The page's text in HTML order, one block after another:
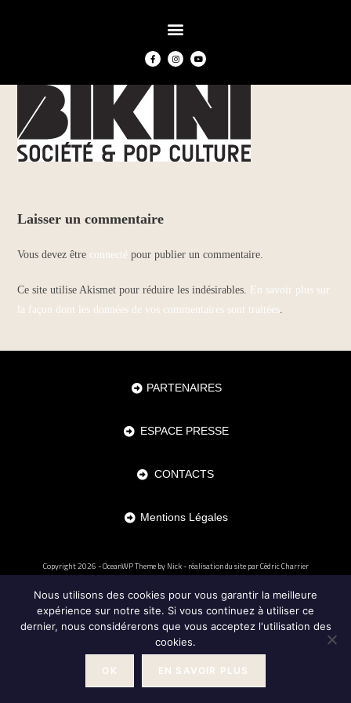
Laisser un commentaire
Vous devez être connecté pour publier un commentaire.
Ce site utilise Akismet pour réduire les indésirables.
En savoir plus sur
la façon dont les données de vos commentaires sont traitées.
PARTENAIRES
ESPACE PRESSE
CONTACTS
Mentions Légales
Copyright 2026 - OceanWP Theme by Nick - réalisation du site parCédric Charrier
Nous utilisons des cookies pour vous garantir la meilleure
expérience sur notre site. Si vous continuez à utiliser ce
dernier, nous considérerons que vous acceptez l'utilisation des
cookies.
OK EN SAVOIR PLUS